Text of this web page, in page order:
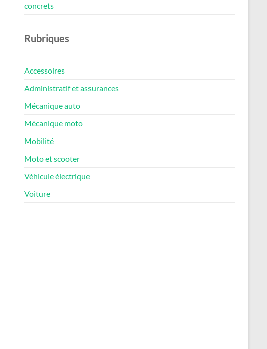
concrets
Rubriques
Accessoires
Administratif et assurances
Mécanique auto
Mécanique moto
Mobilité
Moto et scooter
Véhicule électrique
Voiture